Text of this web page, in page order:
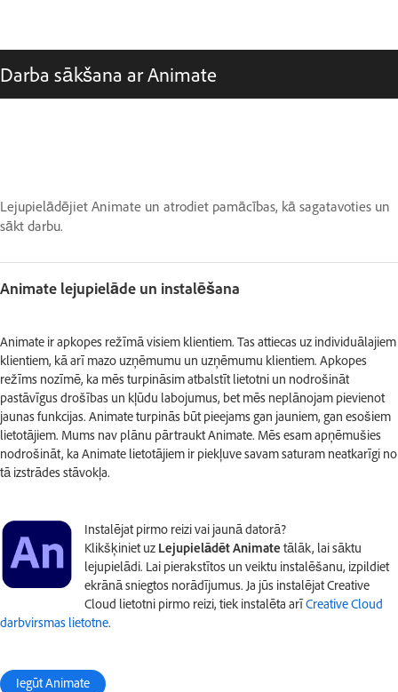
Darba sākšana ar Animate
Lejupielādējiet Animate un atrodiet pamācības, kā sagatavoties un
sākt darbu.
Animate lejupielāde un instalēšana
Animate ir apkopes režīmā visiem klientiem. Tas attiecas uz individuālajiem
klientiem, kā arī mazo uzņēmumu un uzņēmumu klientiem. Apkopes
režīms nozīmē, ka mēs turpināsim atbalstīt lietotni un nodrošināt
pastāvīgus drošības un kļūdu labojumus, bet mēs neplānojam pievienot
jaunas funkcijas. Animate turpinās būt pieejams gan jauniem, gan esošiem
lietotājiem. Mums nav plānu pārtraukt Animate. Mēs esam apņēmušies
nodrošināt, ka Animate lietotājiem ir piekļuve savam saturam neatkarīgi no
tā izstrādes stāvokļa.
Instalējat pirmo reizi vai jaunā datorā?
Klikšķiniet uz Lejupielādēt Animate tālāk, lai sāktu
lejupielādi. Lai pierakstītos un veiktu instalēšanu, izpildiet
ekrānā sniegtos norādījumus. Ja jūs instalējat Creative
Cloud lietotni pirmo reizi, tiek instalēta arīCreative Cloud
darbvirsmas lietotne.
Iegūt Animate